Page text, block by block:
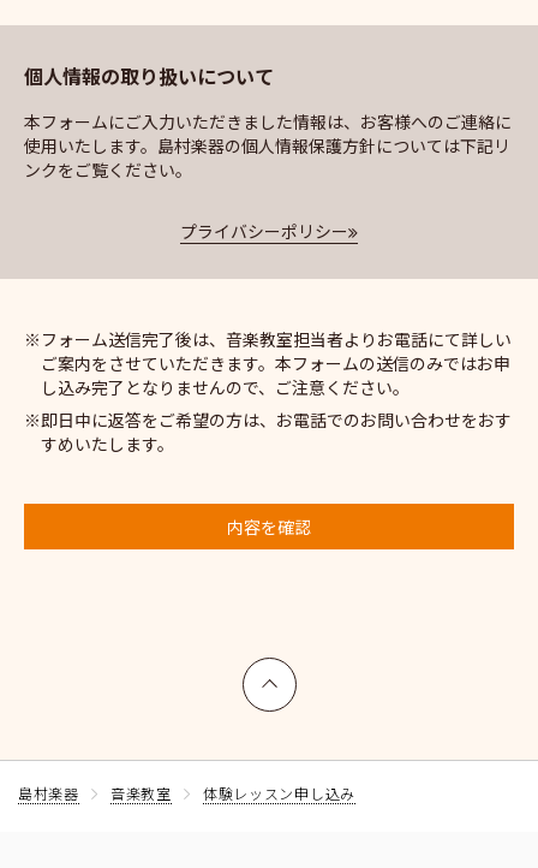
個人情報の取り扱いについて
本フォームにご入力いただきました情報は、お客様へのご連絡に
使用いたします。島村楽器の個人情報保護方針については下記リ
ンクをご覧ください。
プライバシーポリシー
フォーム送信完了後は、音楽教室担当者よりお電話にて詳しい
ご案内をさせていただきます。本フォームの送信のみではお申
し込み完了となりませんので、ご注意ください。
即日中に返答をご希望の方は、お電話でのお問い合わせをおす
すめいたします。
内容を確認
上へ戻る
島村楽器 音楽教室 体験レッスン申し込み